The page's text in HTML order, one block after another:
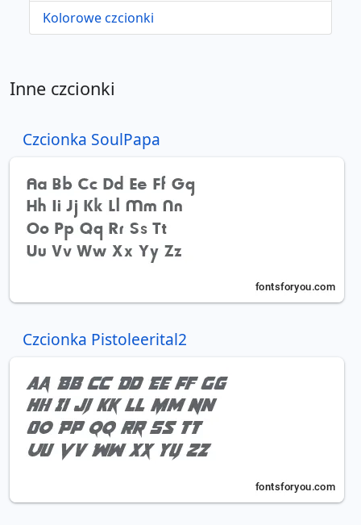
Kolorowe czcionki
Inne czcionki
Czcionka SoulPapa
Czcionka Pistoleerital2